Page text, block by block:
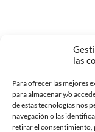
las
Para ofrecer las mejores
para almacenar y/o
de estas tecnologías nos
navegación o las
retirar el consentimiento,